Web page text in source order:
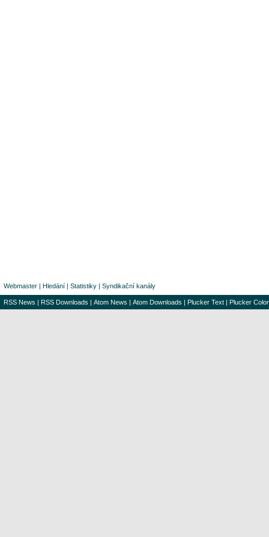
Webmaster | Hledání | Statistiky | Syndikační kanály
RSS News | RSS Downloads | Atom News | Atom Downloads | Plucker Text | Plucker Color